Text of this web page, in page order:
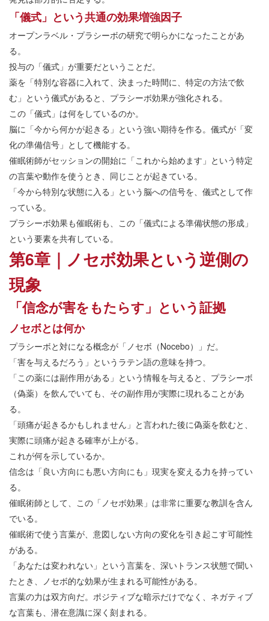
「儀式」という共通の効果増強因子
オープンラベル・プラシーボの研究で明らかになったことがあ
る。
投与の「儀式」が重要だということだ。
薬を「特別な容器に入れて、決まった時間に、特定の方法で飲
む」という儀式があると、プラシーボ効果が強化される。
この「儀式」は何をしているのか。
脳に「今から何かが起きる」という強い期待を作る。儀式が「変
化の準備信号」として機能する。
催眠術師がセッションの開始に「これから始めます」という特定
の言葉や動作を使うとき、同じことが起きている。
「今から特別な状態に入る」という脳への信号を、儀式として作
っている。
プラシーボ効果も催眠術も、この「儀式による準備状態の形成」
という要素を共有している。
第6章｜ノセボ効果という逆側の
現象
「信念が害をもたらす」という証拠
ノセボとは何か
プラシーボと対になる概念が「ノセボ（Nocebo）」だ。
「害を与えるだろう」というラテン語の意味を持つ。
「この薬には副作用がある」という情報を与えると、プラシーボ
（偽薬）を飲んでいても、その副作用が実際に現れることがあ
る。
「頭痛が起きるかもしれません」と言われた後に偽薬を飲むと、
実際に頭痛が起きる確率が上がる。
これが何を示しているか。
信念は「良い方向にも悪い方向にも」現実を変える力を持ってい
る。
催眠術師として、この「ノセボ効果」は非常に重要な教訓を含ん
でいる。
催眠術で使う言葉が、意図しない方向の変化を引き起こす可能性
がある。
「あなたは変われない」という言葉を、深いトランス状態で聞い
たとき、ノセボ的な効果が生まれる可能性がある。
言葉の力は双方向だ。ポジティブな暗示だけでなく、ネガティブ
な言葉も、潜在意識に深く刻まれる。